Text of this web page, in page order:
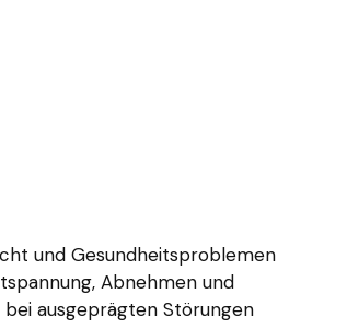
und Gesundheitsproblemen
Abnehmen und
ausgeprägten Störungen